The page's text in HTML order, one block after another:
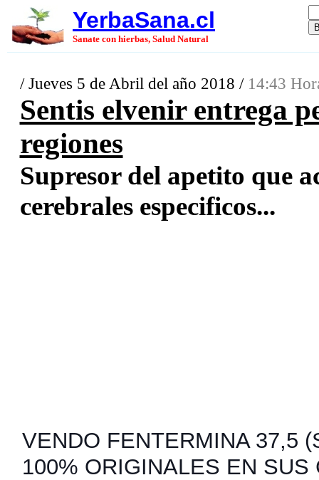
YerbaSana.cl
Sanate con hierbas, Salud Natural
/ Jueves 5 de Abril del año 2018 / 14:43
Sentis elvenir entrega
regiones
Supresor del apetito que
cerebrales especificos...
VENDO FENTERMINA 37,5
100% ORIGINALES EN